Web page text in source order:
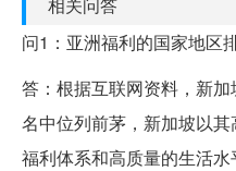
问1：亚洲福利的国家地区
答：根据互联网资料，新
名中位列前茅，新加坡以
福利体系和高质量的生活水